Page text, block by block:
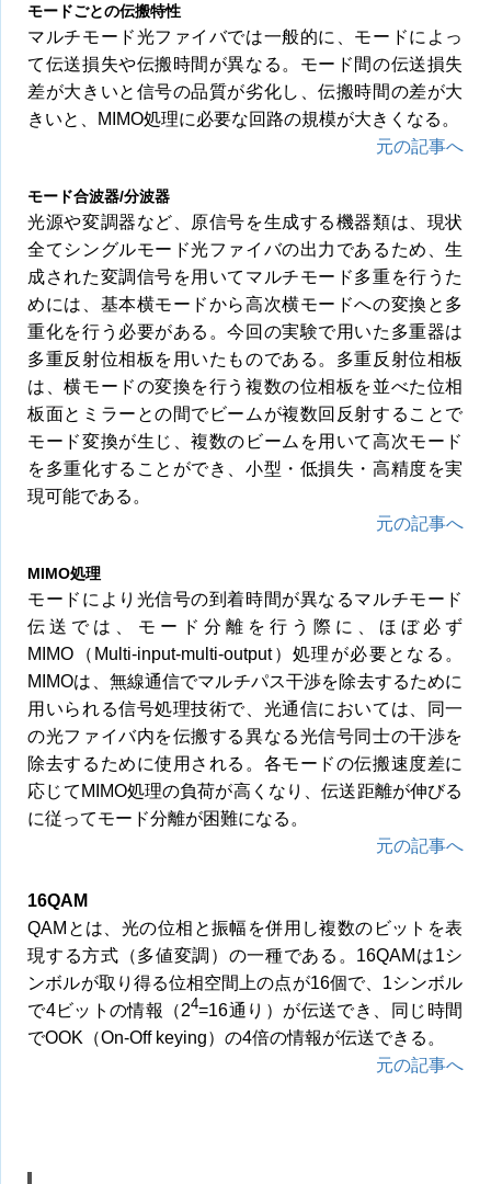
モードごとの伝搬特性
マルチモード光ファイバでは一般的に、モードによっ
て伝送損失や伝搬時間が異なる。モード間の伝送損失
差が大きいと信号の品質が劣化し、伝搬時間の差が大
きいと、MIMO処理に必要な回路の規模が大きくなる。
元の記事へ
モード合波器/分波器
光源や変調器など、原信号を生成する機器類は、現状
全てシングルモード光ファイバの出力であるため、生
成された変調信号を用いてマルチモード多重を行うた
めには、基本横モードから高次横モードへの変換と多
重化を行う必要がある。今回の実験で用いた多重器は
多重反射位相板を用いたものである。多重反射位相板
は、横モードの変換を行う複数の位相板を並べた位相
板面とミラーとの間でビームが複数回反射することで
モード変換が生じ、複数のビームを用いて高次モード
を多重化することができ、小型・低損失・高精度を実
現可能である。
元の記事へ
MIMO処理
モードにより光信号の到着時間が異なるマルチモード
伝送では、モード分離を行う際に、ほぼ必ず
MIMO（Multi-input-multi-output）処理が必要となる。
MIMOは、無線通信でマルチパス干渉を除去するために
用いられる信号処理技術で、光通信においては、同一
の光ファイバ内を伝搬する異なる光信号同士の干渉を
除去するために使用される。各モードの伝搬速度差に
応じてMIMO処理の負荷が高くなり、伝送距離が伸びる
に従ってモード分離が困難になる。
元の記事へ
16QAM
QAMとは、光の位相と振幅を併用し複数のビットを表
現する方式（多値変調）の一種である。16QAMは1シ
ンボルが取り得る位相空間上の点が16個で、1シンボル
で4ビットの情報（24=16通り）が伝送でき、同じ時間
でOOK（On-Off keying）の4倍の情報が伝送できる。
元の記事へ